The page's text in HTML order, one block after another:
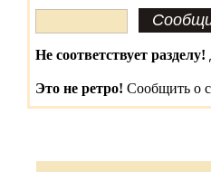
Не соответствует разделу!
Это не ретро! Сообщить о